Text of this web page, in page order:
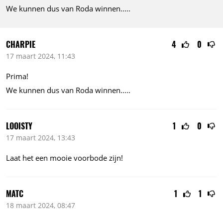
We kunnen dus van Roda winnen.....
4 0
CHARPIE
17 maart 2024, 11:43
Prima!
We kunnen dus van Roda winnen.....
1 0
LOOISTY
17 maart 2024, 13:43
Laat het een mooie voorbode zijn!
1 1
MATC
18 maart 2024, 08:47